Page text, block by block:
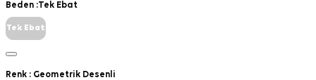
Beden :Tek Ebat
Tek Ebat
Renk : Geometrik Desenli